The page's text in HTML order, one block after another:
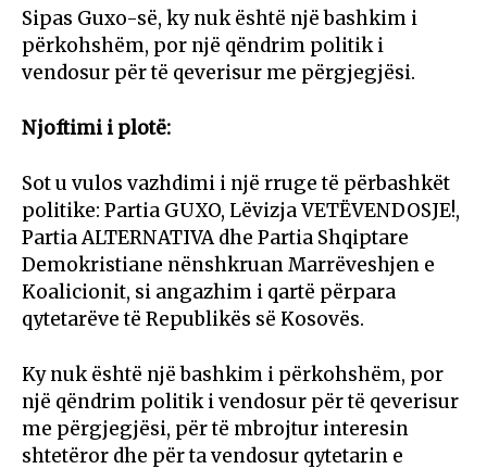
Sipas Guxo-së, ky nuk është një bashkim i
përkohshëm, por një qëndrim politik i
vendosur për të qeverisur me përgjegjësi.
Njoftimi i plotë:
Sot u vulos vazhdimi i një rruge të përbashkët
politike: Partia GUXO, Lëvizja VETËVENDOSJE!,
Partia ALTERNATIVA dhe Partia Shqiptare
Demokristiane nënshkruan Marrëveshjen e
Koalicionit, si angazhim i qartë përpara
qytetarëve të Republikës së Kosovës.
Ky nuk është një bashkim i përkohshëm, por
një qëndrim politik i vendosur për të qeverisur
me përgjegjësi, për të mbrojtur interesin
shtetëror dhe për ta vendosur qytetarin e